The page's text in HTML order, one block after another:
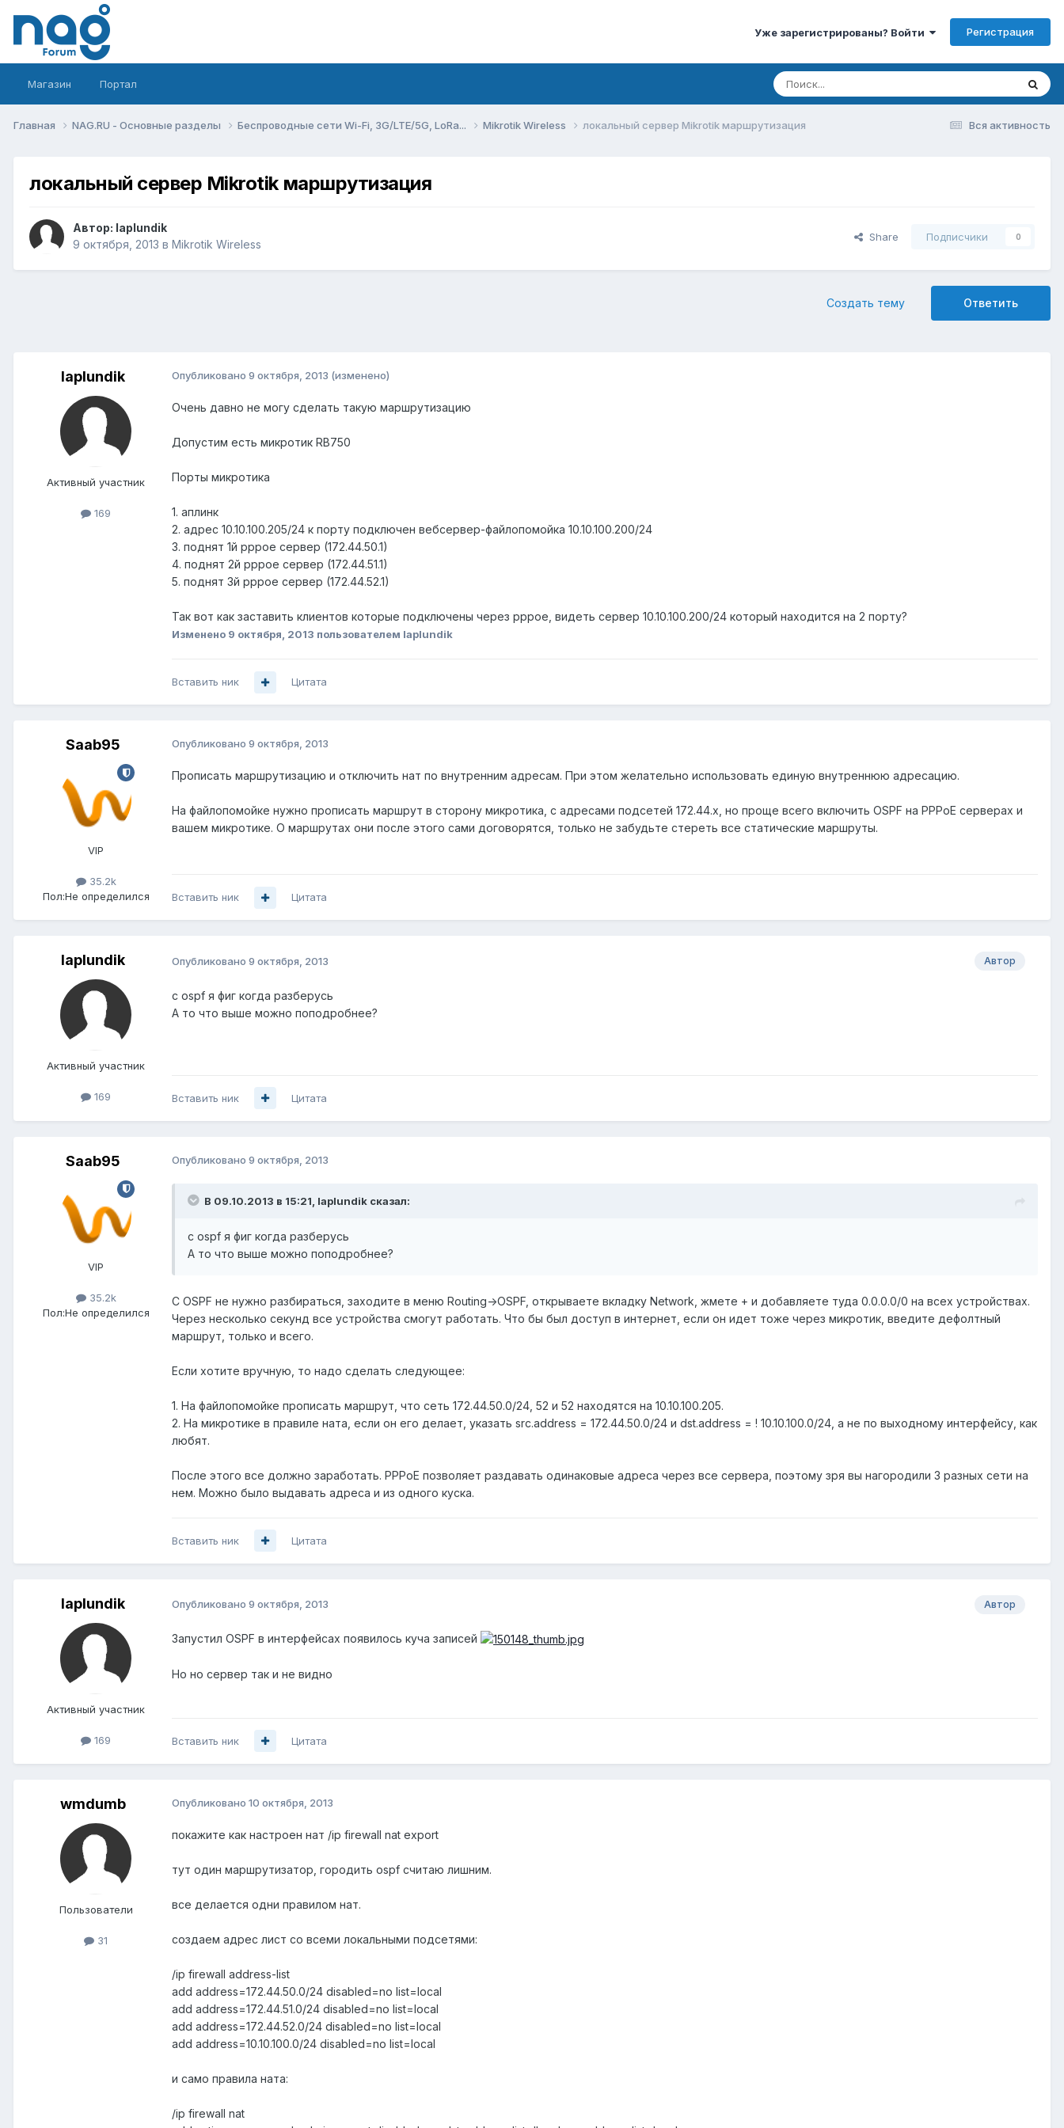
Уже зарегистрированы? Войти Регистрация
Магазин Портал
Вся активность
Главная NAG.RU - Основные разделы Беспроводные сети Wi-Fi, 3G/LTE/5G, LoRa... Mikrotik Wireless локальный сервер Mikrotik маршрутизация
локальный сервер Mikrotik маршрутизация
Автор: laplundik
9 октября, 2013 в Mikrotik Wireless
Share Подписчики 0
Ответить
Создать тему
laplundik
Активный участник
169
Опубликовано 9 октября, 2013 (изменено)
Очень давно не могу сделать такую маршрутизацию
Допустим есть микротик RB750
Порты микротика
1. аплинк
2. адрес 10.10.100.205/24 к порту подключен вебсервер-файлопомойка 10.10.100.200/24
3. поднят 1й рррое сервер (172.44.50.1)
4. поднят 2й рррое сервер (172.44.51.1)
5. поднят 3й рррое сервер (172.44.52.1)
Так вот как заставить клиентов которые подключены через рррое, видеть сервер 10.10.100.200/24 который находится на 2 порту?
Изменено 9 октября, 2013 пользователем laplundik
Вставить ник Цитата
Saab95
VIP
35.2k
Пол:Не определился
Опубликовано 9 октября, 2013
Прописать маршрутизацию и отключить нат по внутренним адресам. При этом желательно использовать единую внутреннюю адресацию.
На файлопомойке нужно прописать маршрут в сторону микротика, с адресами подсетей 172.44.х, но проще всего включить OSPF на PPPoE серверах и
вашем микротике. О маршрутах они после этого сами договорятся, только не забудьте стереть все статические маршруты.
Вставить ник Цитата
laplundik
Активный участник
169
Автор
Опубликовано 9 октября, 2013
с ospf я фиг когда разберусь
А то что выше можно поподробнее?
Вставить ник Цитата
Saab95
VIP
35.2k
Пол:Не определился
Опубликовано 9 октября, 2013
В 09.10.2013 в 15:21, laplundik сказал:
с ospf я фиг когда разберусь
А то что выше можно поподробнее?
С OSPF не нужно разбираться, заходите в меню Routing->OSPF, открываете вкладку Network, жмете + и добавляете туда 0.0.0.0/0 на всех устройствах.
Через несколько секунд все устройства смогут работать. Что бы был доступ в интернет, если он идет тоже через микротик, введите дефолтный
маршрут, только и всего.
Если хотите вручную, то надо сделать следующее:
1. На файлопомойке прописать маршрут, что сеть 172.44.50.0/24, 52 и 52 находятся на 10.10.100.205.
2. На микротике в правиле ната, если он его делает, указать src.address = 172.44.50.0/24 и dst.address = ! 10.10.100.0/24, а не по выходному интерфейсу, как
любят.
После этого все должно заработать. PPPoE позволяет раздавать одинаковые адреса через все сервера, поэтому зря вы нагородили 3 разных сети на
нем. Можно было выдавать адреса и из одного куска.
Вставить ник Цитата
laplundik
Активный участник
169
Автор
Опубликовано 9 октября, 2013
Запустил OSPF в интерфейсах появилось куча записей
Но но сервер так и не видно
Вставить ник Цитата
wmdumb
Пользователи
31
Опубликовано 10 октября, 2013
покажите как настроен нат /ip firewall nat export
тут один маршрутизатор, городить ospf считаю лишним.
все делается одни правилом нат.
создаем адрес лист со всеми локальными подсетями:
/ip firewall address-list
add address=172.44.50.0/24 disabled=no list=local
add address=172.44.51.0/24 disabled=no list=local
add address=172.44.52.0/24 disabled=no list=local
add address=10.10.100.0/24 disabled=no list=local
и само правила ната:
/ip firewall nat